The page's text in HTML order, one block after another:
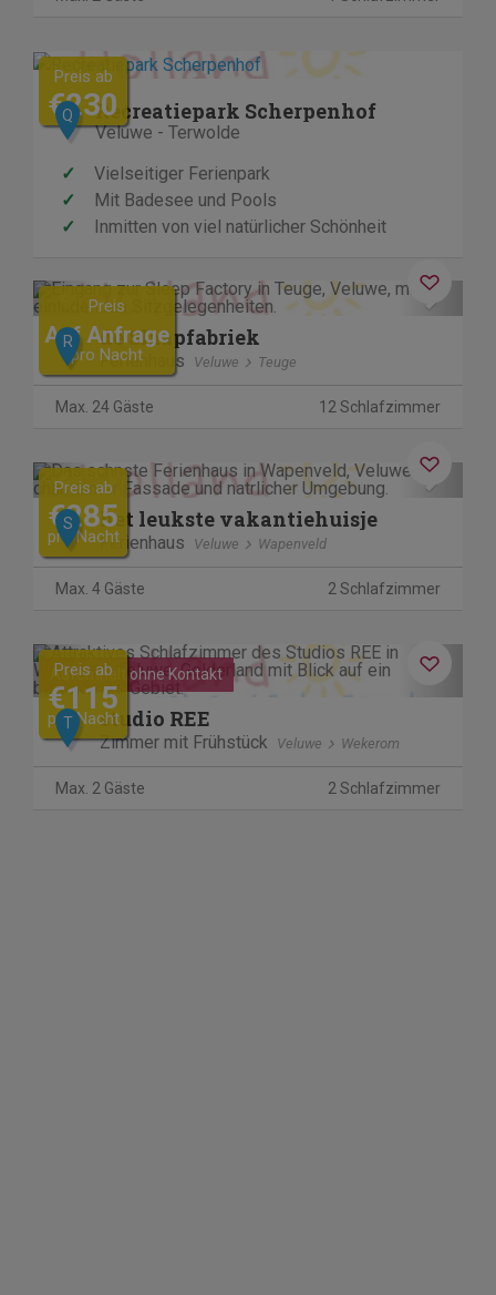
Preis ab
€230
Q Recreatiepark Scherpenhof
Veluwe - Terwolde
✓
Vielseitiger Ferienpark
✓
Mit Badesee und Pools
✓
Inmitten von viel natürlicher Schönheit
Previous Next
Preis
Auf Anfrage
pro Nacht
R de Slaapfabriek
Ferienhaus Veluwe Teuge
Max. 24 Gäste 12 Schlafzimmer
Previous Next
Preis ab
€285
pro Nacht
S het leukste vakantiehuisje
Ferienhaus Veluwe Wapenveld
Max. 4 Gäste 2 Schlafzimmer
Previous Next
Aufenthalt ohne Kontakt
Preis ab
€115
pro Nacht
T studio REE
Zimmer mit Frühstück Veluwe Wekerom
Max. 2 Gäste 2 Schlafzimmer